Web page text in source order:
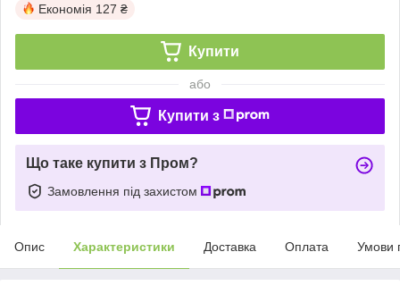
Економія 127 ₴
Купити
або
Купити з
Що таке купити з Пром?
Замовлення під захистом
Опис Характеристики Доставка Оплата Умови